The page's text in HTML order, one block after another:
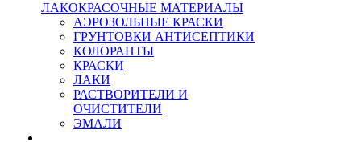
ЛАКОКРАСОЧНЫЕ МАТЕРИАЛЫ
АЭРОЗОЛЬНЫЕ КРАСКИ
ГРУНТОВКИ АНТИСЕПТИКИ
КОЛОРАНТЫ
КРАСКИ
ЛАКИ
РАСТВОРИТЕЛИ И
ОЧИСТИТЕЛИ
ЭМАЛИ